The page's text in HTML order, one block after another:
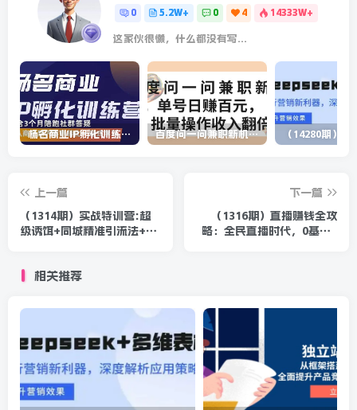
0 5.2W+ 0 4 14333W+
这家伙很懒，什么都没有写...
杨名商业IP孵化训练营，从商业到内容到转化一站式学 价值5980元 百度问一问兼职新机遇，单号日赚百元，批量操作收入翻倍
上一篇
（1314期）实战特训营:超
级诱饵+同城精准引流法+暴
下一篇
（1316期）直播赚钱全攻
略：全民直播时代，0基础0
相关推荐